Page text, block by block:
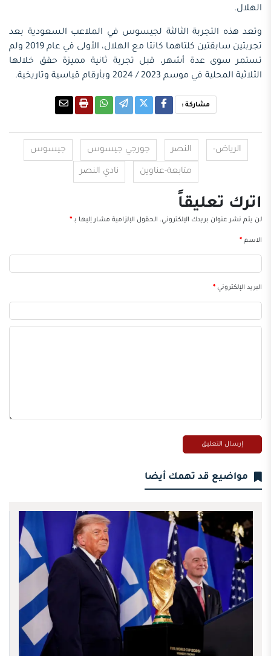
الهلال.
وتعد هذه التجربة الثالثة لجيسوس في الملاعب السعودية بعد
تجربتين سابقتين كلتاهما كانتا مع الهلال، الأولى في عام 2019 ولم
تستمر سوى عدة أشهر، قبل تجربة ثانية مميزة حقق خلالها
الثلاثية المحلية في موسم 2023 / 2024 وبأرقام قياسية وتاريخية.
مشاركة :
الرياض- النصر جورجي جيسوس جيسوس
متابعة-عناوين نادي النصر
اترك تعليقاً
لن يتم نشر عنوان بريدك الإلكتروني. الحقول الإلزامية مشار إليها بـ*
الاسم*
البريد الإلكتروني*
مواضيع قد تهمك أيضا